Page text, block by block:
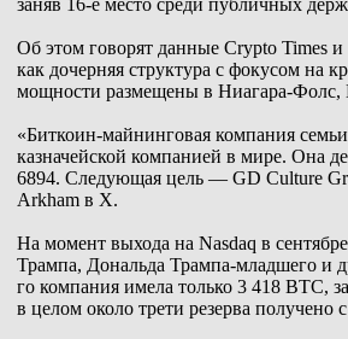
заняв 16-е место среди публичных
Об этом говорят данные Crypto Times
как дочерняя структура с фокусом
мощности размещены в Ниагара-Фолс,
«Биткоин-майнинговая компания
казначейской компанией в мире. Она
6894. Следующая цель — GD Culture
Arkham в Х.
На момент выхода на Nasdaq в
Трампа, Дональда Трампа-младшего и
го компания имела только 3 418 BTC,
в целом около трети резерва получено